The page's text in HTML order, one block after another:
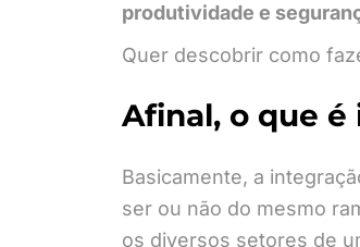
produtividade e
Quer descobrir como
Afinal, o que
Basicamente, a
ser ou não do mesmo
os diversos setores de